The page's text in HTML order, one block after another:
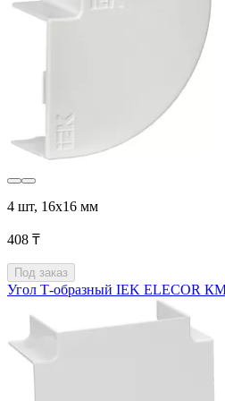
4 шт, 16х16 мм
408 ₸
Под заказ
Угол Т-образный IEK ELECOR